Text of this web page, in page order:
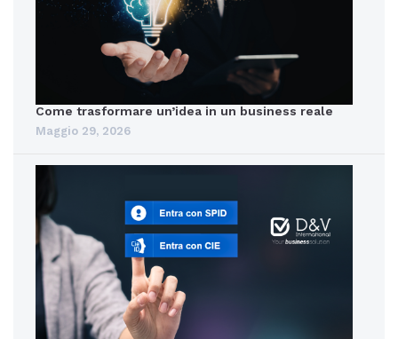
Come trasformare un’idea in un business reale
Maggio 29, 2026